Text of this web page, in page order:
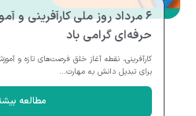
۶ مرداد روز ملی کارآفرینی و
حرفه‌ای گرامی باد
کارآفرینی، نقطه آغاز خلق فرصت‌های تازه و
برای تبدیل دانش به مهارت...
مطالعه